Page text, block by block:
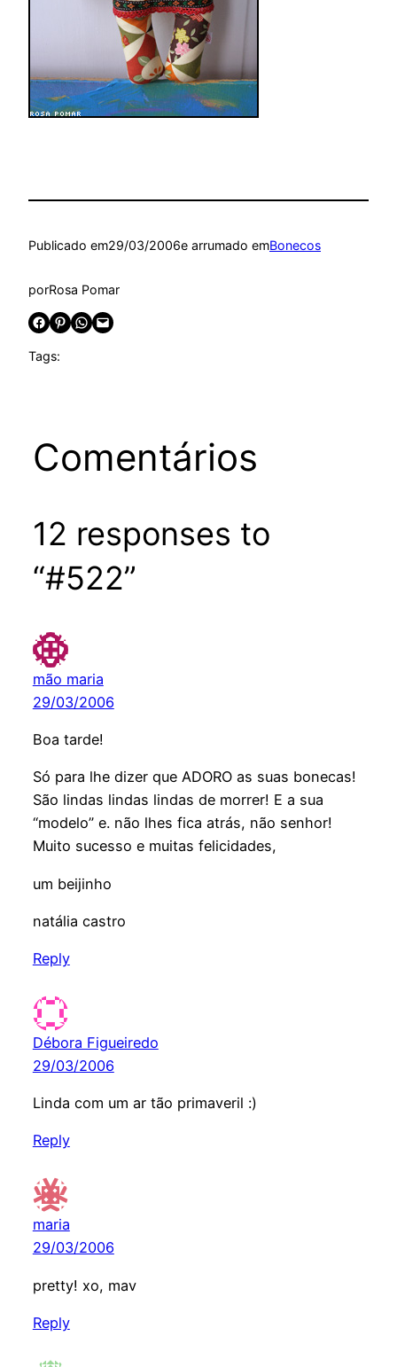
Publicado em29/03/2006e arrumado emBonecos
porRosa Pomar
Share on Facebook Share on Pinterest Share on WhatsApp Email this Page
Tags:
Comentários
12 responses to
“#522”
mão maria
29/03/2006
Boa tarde!
Só para lhe dizer que ADORO as suas bonecas!
São lindas lindas lindas de morrer! E a sua
“modelo” e. não lhes fica atrás, não senhor!
Muito sucesso e muitas felicidades,
um beijinho
natália castro
Reply
Débora Figueiredo
29/03/2006
Linda com um ar tão primaveril :)
Reply
maria
29/03/2006
pretty! xo, mav
Reply